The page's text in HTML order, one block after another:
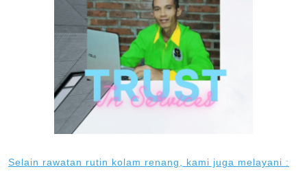
Selain rawatan rutin kolam renang, kami juga melayani :